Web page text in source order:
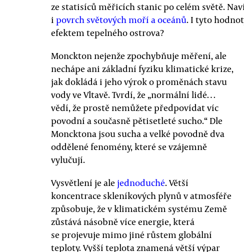
ze statisíců měřicích stanic po celém světě.
i povrch světových moří a oceánů. I tyto
efektem tepelného ostrova?
Monckton nejenže zpochybňuje měření, ale
nechápe ani základní fyziku klimatické krize,
jak dokládá i jeho výrok o proměnách stavu
vody ve Vltavě. Tvrdí, že „normální lidé…
vědí, že prostě nemůžete předpovídat víc
povodní a současně pětisetleté sucho.“ Dle
Moncktona jsou sucha a velké povodně dva
oddělené fenomény, které se vzájemně
vylučují.
Vysvětlení je alejednoduché. Větší
koncentrace skleníkových plynů v atmosféře
způsobuje, že v klimatickém systému Země
zůstává násobně více energie, která
se projevuje mimo jiné růstem globální
teploty. Vyšší teplota znamená větší výpar